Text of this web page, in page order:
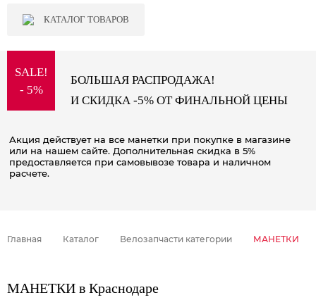
КАТАЛОГ ТОВАРОВ
SALE!
- 5%
БОЛЬШАЯ РАСПРОДАЖА!
И СКИДКА -5% ОТ ФИНАЛЬНОЙ ЦЕНЫ
Акция действует на все манетки при покупке в магазине
или на нашем сайте. Дополнительная скидка в 5%
предоставляется при самовывозе товара и наличном
расчете.
Главная Каталог Велозапчасти категории МАНЕТКИ
МАНЕТКИ в Краснодаре